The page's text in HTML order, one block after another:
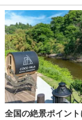
全国の絶景ポイン